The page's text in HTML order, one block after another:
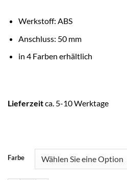
Werkstoff: ABS
Anschluss: 50 mm
in 4 Farben erhältlich
Lieferzeitca. 5-10 Werktage
Farbe